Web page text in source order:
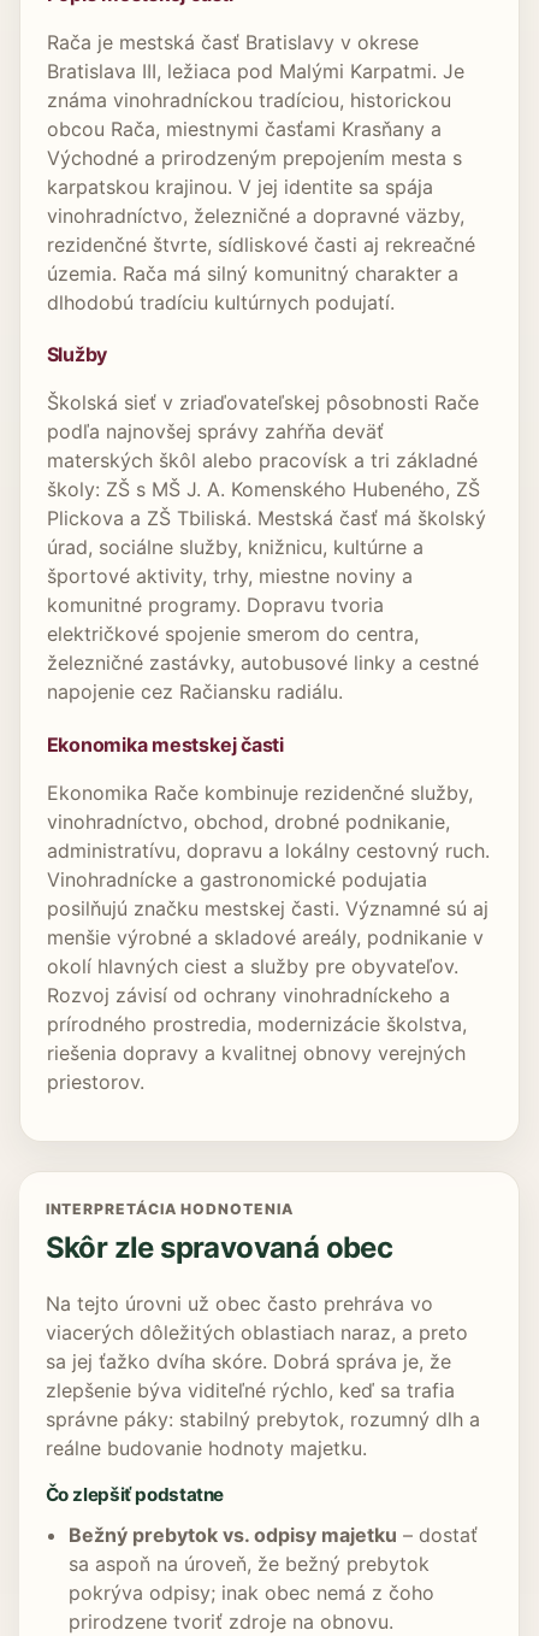
Rača je mestská časť Bratislavy v okrese
Bratislava III, ležiaca pod Malými Karpatmi. Je
známa vinohradníckou tradíciou, historickou
obcou Rača, miestnymi časťami Krasňany a
Východné a prirodzeným prepojením mesta s
karpatskou krajinou. V jej identite sa spája
vinohradníctvo, železničné a dopravné väzby,
rezidenčné štvrte, sídliskové časti aj rekreačné
územia. Rača má silný komunitný charakter a
dlhodobú tradíciu kultúrnych podujatí.
Služby
Školská sieť v zriaďovateľskej pôsobnosti Rače
podľa najnovšej správy zahŕňa deväť
materských škôl alebo pracovísk a tri základné
školy: ZŠ s MŠ J. A. Komenského Hubeného, ZŠ
Plickova a ZŠ Tbiliská. Mestská časť má školský
úrad, sociálne služby, knižnicu, kultúrne a
športové aktivity, trhy, miestne noviny a
komunitné programy. Dopravu tvoria
električkové spojenie smerom do centra,
železničné zastávky, autobusové linky a cestné
napojenie cez Račiansku radiálu.
Ekonomika mestskej časti
Ekonomika Rače kombinuje rezidenčné služby,
vinohradníctvo, obchod, drobné podnikanie,
administratívu, dopravu a lokálny cestovný ruch.
Vinohradnícke a gastronomické podujatia
posilňujú značku mestskej časti. Významné sú aj
menšie výrobné a skladové areály, podnikanie v
okolí hlavných ciest a služby pre obyvateľov.
Rozvoj závisí od ochrany vinohradníckeho a
prírodného prostredia, modernizácie školstva,
riešenia dopravy a kvalitnej obnovy verejných
priestorov.
INTERPRETÁCIA HODNOTENIA
Skôr zle spravovaná obec
Na tejto úrovni už obec často prehráva vo
viacerých dôležitých oblastiach naraz, a preto
sa jej ťažko dvíha skóre. Dobrá správa je, že
zlepšenie býva viditeľné rýchlo, keď sa trafia
správne páky: stabilný prebytok, rozumný dlh a
reálne budovanie hodnoty majetku.
Čo zlepšiť podstatne
Bežný prebytok vs. odpisy majetku – dostať
sa aspoň na úroveň, že bežný prebytok
pokrýva odpisy; inak obec nemá z čoho
prirodzene tvoriť zdroje na obnovu.